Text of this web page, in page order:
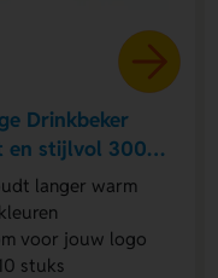
Drinkbeker
en stijlvol 300
langer warm
voor jouw logo
stuks